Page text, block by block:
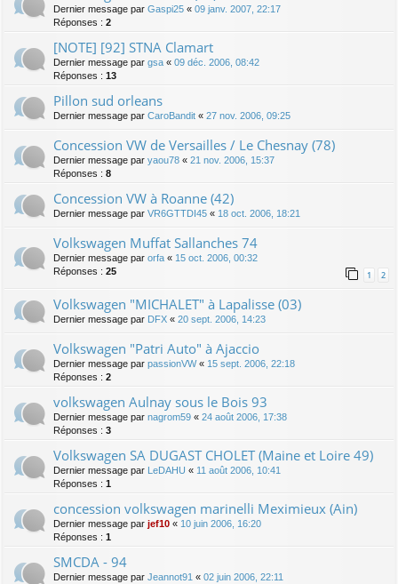
Dernier message par Gaspi25 « 09 janv. 2007, 22:17
Réponses : 2
[NOTE] [92] STNA Clamart
Dernier message par gsa « 09 déc. 2006, 08:42
Réponses : 13
Pillon sud orleans
Dernier message par CaroBandit « 27 nov. 2006, 09:25
Concession VW de Versailles / Le Chesnay (78)
Dernier message par yaou78 « 21 nov. 2006, 15:37
Réponses : 8
Concession VW à Roanne (42)
Dernier message par VR6GTTDI45 « 18 oct. 2006, 18:21
Volkswagen Muffat Sallanches 74
Dernier message par orfa « 15 oct. 2006, 00:32
Réponses : 25 1 2
Volkswagen "MICHALET" à Lapalisse (03)
Dernier message par DFX « 20 sept. 2006, 14:23
Volkswagen "Patri Auto" à Ajaccio
Dernier message par passionVW« 15 sept. 2006, 22:18
Réponses : 2
volkswagen Aulnay sous le Bois 93
Dernier message par nagrom59 « 24 août 2006, 17:38
Réponses : 3
Volkswagen SA DUGAST CHOLET (Maine et Loire 49)
Dernier message par LeDAHU « 11 août 2006, 10:41
Réponses : 1
concession volkswagen marinelli Meximieux (Ain)
Dernier message par jef10 « 10 juin 2006, 16:20
Réponses : 1
SMCDA - 94
Dernier message par Jeannot91 « 02 juin 2006, 22:11